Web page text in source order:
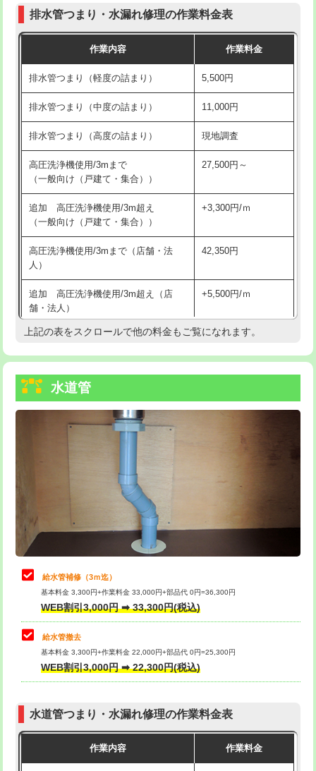
追加人工 16,500円
現場見積
※給水管工事は20mmまでの価格です。
交換・取付（その他部品） 11,000円+材料費
持込商品取付（単水栓） 13,200円
持込商品取付（混合水栓） 16,500円
持込商品取付（浄水器・分岐水栓） 16,500円
給水管工事※（ホール加工) 16,500円
給水管工事※（バンド止め) 3,300円
給水管工事※（支持金具設置)
給水管工事※（保温材使用（バンド止
め込み）)
5,500円
給水管工事※（土の掘削・埋め戻し作
業)
11,000円
給水管工事※（塩ビ管（VP・HI）使
用/3ｍまで)
33,000円
給水管工事※（塩ビ管（VP・HI）使
+8,800円
給水管工事※（ライニング鋼管・銅
管・ポリ管・HT管使用/3ｍまで)
給水管工事※（ライニング鋼管・銅
管・ポリ管・HT管使用/3ｍ超え)
排水管工事（土の掘削・埋め戻し作
11,000円~
排水管工事（排水管工事/3ｍまで） 55,000円
排水管工事（追加 排水管工事/3ｍ超
マス交換（土の掘削・埋め戻し作業）
マス交換（深さ50㎝未満）
マス交換（深さ50㎝以上）
コンクリート斫り（厚さ10㎝まで）
モルタル補修（厚さ10㎝超え） 38,500円
排水管つまり・水漏れ修理の作業料金表
作業内容 作業料金
排水管つまり（軽度の詰まり） 5,500円
排水管つまり（中度の詰まり） 11,000円
排水管つまり（高度の詰まり） 現地調査
高圧洗浄機使用/3mまで
（一般向け（戸建て・集合））
27,500円～
追加 高圧洗浄機使用/3m超え
（一般向け（戸建て・集合））
+3,300円/ｍ
高圧洗浄機使用/3mまで（店舗・法
人）
42,350円
追加 高圧洗浄機使用/3m超え（店
舗・法人）
+5,500円/ｍ
高度高圧洗浄換 現地調査
トーラー機使用/3mまで
追加トーラー機使用/3m超え
33,000円
8,800円
止水・漏水調査・防水処理・清掃・修
理・調整・分解・加工など（軽作業）
11,000円
止水・漏水調査・防水処理・清掃・修
理・調整・分解・加工など（中作業）
止水・漏水調査・防水処理・清掃・修
理・調整・分解・加工など（重作業）
33,000円
その他部品の脱着
交換・取付（タンク）
式）)
式・ワンホール）)
上記の表をスクロールで他の料金もご覧になれます。
水道管
給水管補修（3ｍ迄）
基本料金 3,300円+作業料金 33,000円+部品代 0円=36,300円
WEB割引3,000円 ➡ 33,300円(税込)
給水管撤去
基本料金 3,300円+作業料金 22,000円+部品代 0円=25,300円
WEB割引3,000円 ➡ 22,300円(税込)
水道管つまり・水漏れ修理の作業料金表
作業内容 作業料金